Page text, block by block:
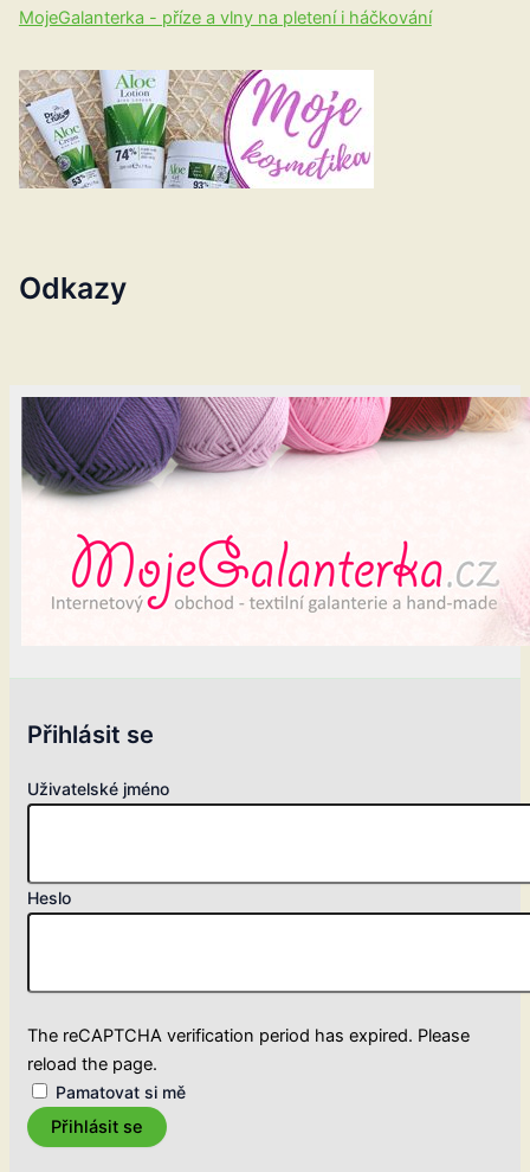
MojeGalanterka - příze a vlny na pletení i háčkování
Odkazy
Přihlásit se
Uživatelské jméno
Heslo
The reCAPTCHA verification period has expired. Please
reload the page.
Pamatovat si mě
Přihlásit se